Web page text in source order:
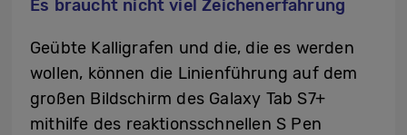
Es braucht nicht viel Zeichenerfahrung
Geübte Kalligrafen und die, die es werden
wollen, können die Linienführung auf dem
großen Bildschirm des Galaxy Tab S7+
mithilfe des reaktionsschnellen S Pen